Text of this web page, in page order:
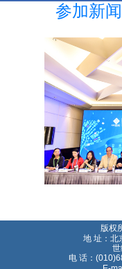
参加新
版权
地 址：北
世纪
电 话：